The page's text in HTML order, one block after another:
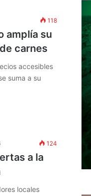
118
amplía su
carnes
accesibles
suma a su
124
a la
locales